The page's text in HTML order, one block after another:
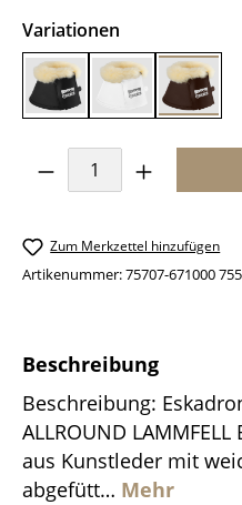
Variationen
Black White
Produkt Anzahl:
Zum Merkzettel hinzufügen
Artikenummer:75707-671000
Beschreibung
Beschreibung:
ALLROUND
aus Kunstleder mit
abgefütt… Mehr